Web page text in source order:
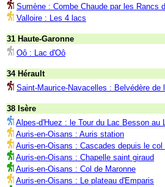
Sumène : Combe Chaude par les Rancs
Valloire : Les 4 lacs
31 Haute-Garonne
Oô : Lac d'Oô
34 Hérault
Saint-Maurice-Navacelles : Belvédère de
38 Isère
Alpes-d'Huez : le Tour du Lac Besson au
Auris-en-Oisans : Auris station
Auris-en-Oisans : Cascades depuis le col
Auris-en-Oisans : Chapelle saint giraud
Auris-en-Oisans : Col de Maronne
Auris-en-Oisans : Le plateau d'Emparis